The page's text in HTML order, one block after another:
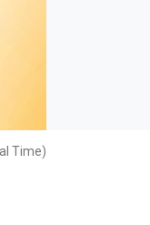
Time)